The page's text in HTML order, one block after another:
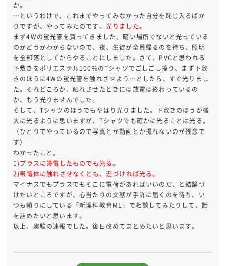
か。
…というわけで、これまでやってみなかった自分を恥じ入るばか
りですが、やってみたのです。 光りました。
まず4Wの蛍光管を買ってきました。暗い場所でないと光っている
のかどうかわからないので、夜、生徒が全員帰るのを待ち、照明
を全部落としてからやることにしました。さて、PVCと思われる
下敷きをポリエステル100%のTシャツでごしごし擦り、まず下敷
きのほうに4Wの蛍光管を触れさせよう…としたら、すぐ光りまし
た。それどころか、触れさせたときには放電は終わっているの
か、もう光りませんでした。
そして、Tシャツのほうでもやはり光りました。下敷きのほうが盛
大に光るように思いますが、Tシャツでも確かに光ることは光る。
（ひとりでやっているので写真とか動画とか撮れないのが残念で
す）
わかったこと。
1)プラスに帯電したものでも光る。
2)帯電体に触れさせなくとも、近づければ光る。
マイナスでもプラスでもそこに電荷があればいいのだ、と結論づ
けたいところですが、心当たりの文献が手許に届くのを待ち、い
つも頼りにしている「新理科教育ML」で相談してみたりして、話
を詰めたいと思います。
以上、実験の速報でした。後日改めてまとめたいと思います。